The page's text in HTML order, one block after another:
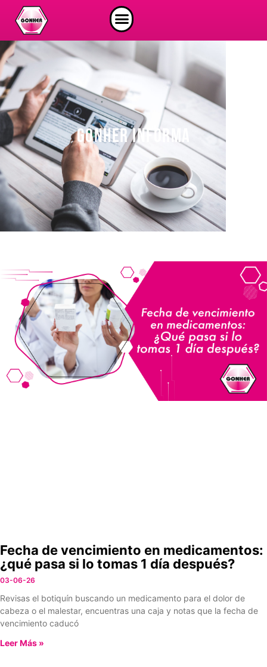
GONHER INFORMA
Fecha de vencimiento en medicamentos:
¿qué pasa si lo tomas 1 día después?
03-06-26
Revisas el botiquín buscando un medicamento para el dolor de
cabeza o el malestar, encuentras una caja y notas que la fecha de
vencimiento caducó
Leer Más »